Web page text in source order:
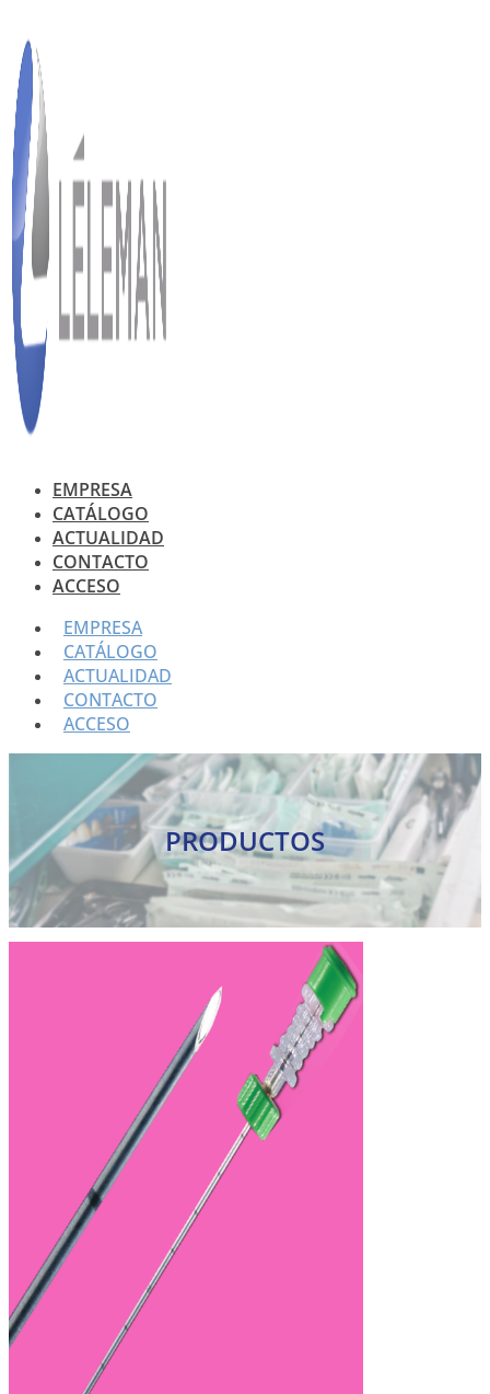
contenido
EMPRESA
CATÁLOGO
ACTUALIDAD
CONTACTO
ACCESO
EMPRESA
CATÁLOGO
ACTUALIDAD
CONTACTO
ACCESO
PRODUCTOS